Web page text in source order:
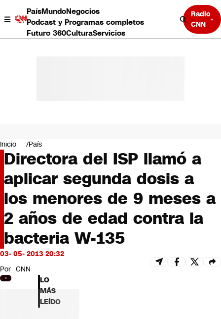
PaísMundoNegocios
Podcast y Programas completos
Futuro 360CulturaServicios
Radio
CNN
Negocios
Deportes
Programas completos
Cultura
Servicios
Bits
CNN Data
CNN tiempo
Futuro 360
Opinión
Inicio País
Directora del ISP llamó a
aplicar segunda dosis a
los menores de 9 meses a
2 años de edad contra la
bacteria W-135
03- 05- 2013 20:32
Por CNN
LO
MÁS
LEÍDO